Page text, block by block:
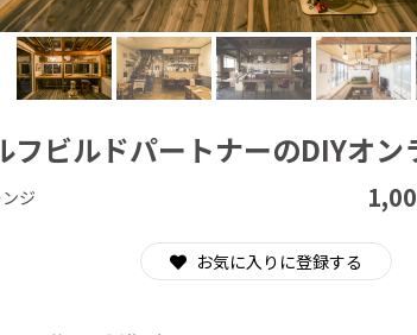
フビルドパートナーのDIYオン
ジ
お気に入りに登録する